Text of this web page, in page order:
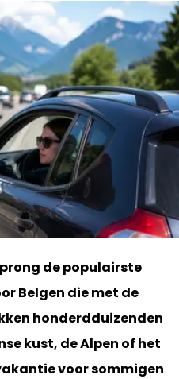
de populairste
Belgen die met de
honderdduizenden
kust, de Alpen of het
voor sommigen